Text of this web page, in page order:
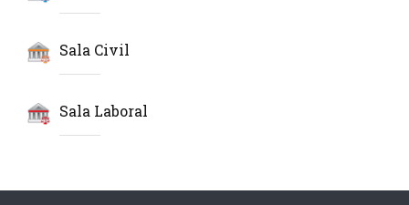
Sala Civil
Sala Laboral